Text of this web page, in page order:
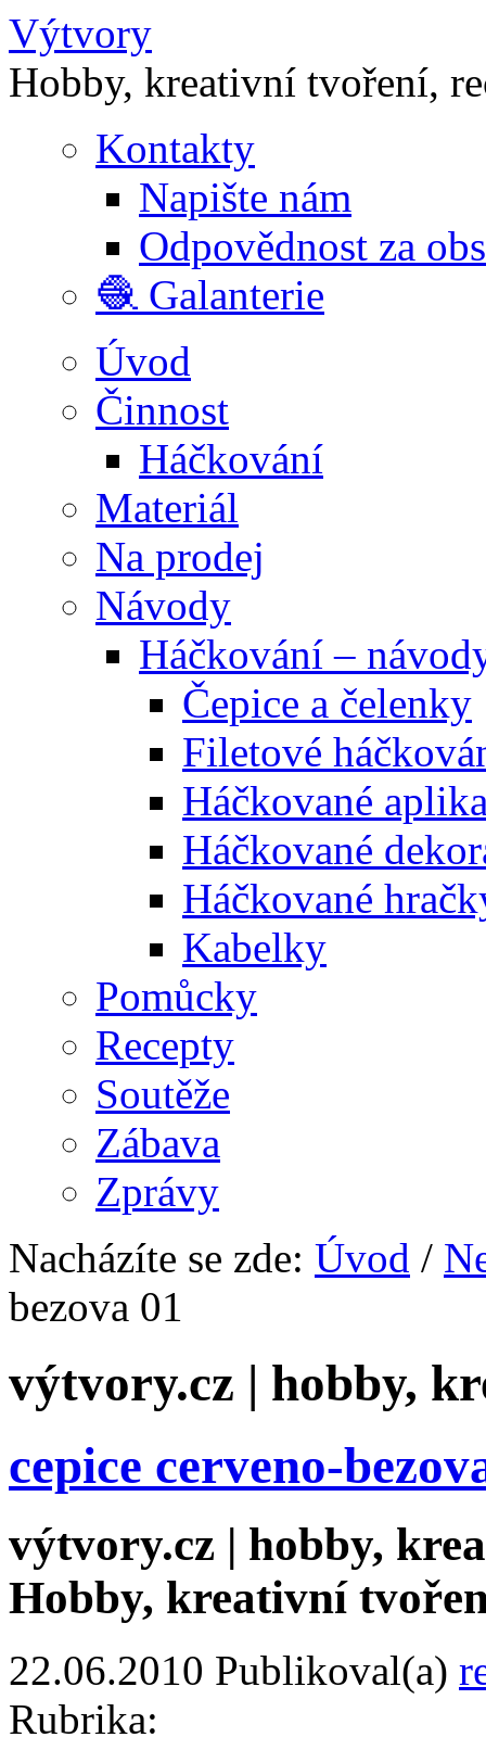
Výtvory
Hobby, kreativní tvoření,
Kontakty
Napište nám
Odpovědnost za
🧶 Galanterie
Úvod
Činnost
Háčkování
Materiál
Na prodej
Návody
Háčkování –
Čepice a čelenky
Filetové
Háčkované
Háčkované
Háčkované
Kabelky
Pomůcky
Recepty
Soutěže
Zábava
Zprávy
Nacházíte se zde: Úvod /
bezova 01
výtvory.cz | hobby,
cepice cerveno-
výtvory.cz | hobby,
Hobby, kreativní
22.06.2010 Publikoval(a)
Rubrika: